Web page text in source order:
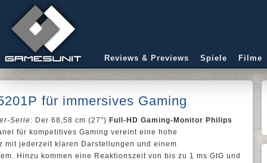
Reviews & Previews Spiele Filme
für immersives Gaming
Serie: Der 68,58 cm (27") Full-HD Gaming-Monitor Philips
für kompetitives Gaming vereint eine hohe
mit jederzeit klaren Darstellungen und einem
Hinzu kommen eine Reaktionszeit von bis zu 1 ms GtG und